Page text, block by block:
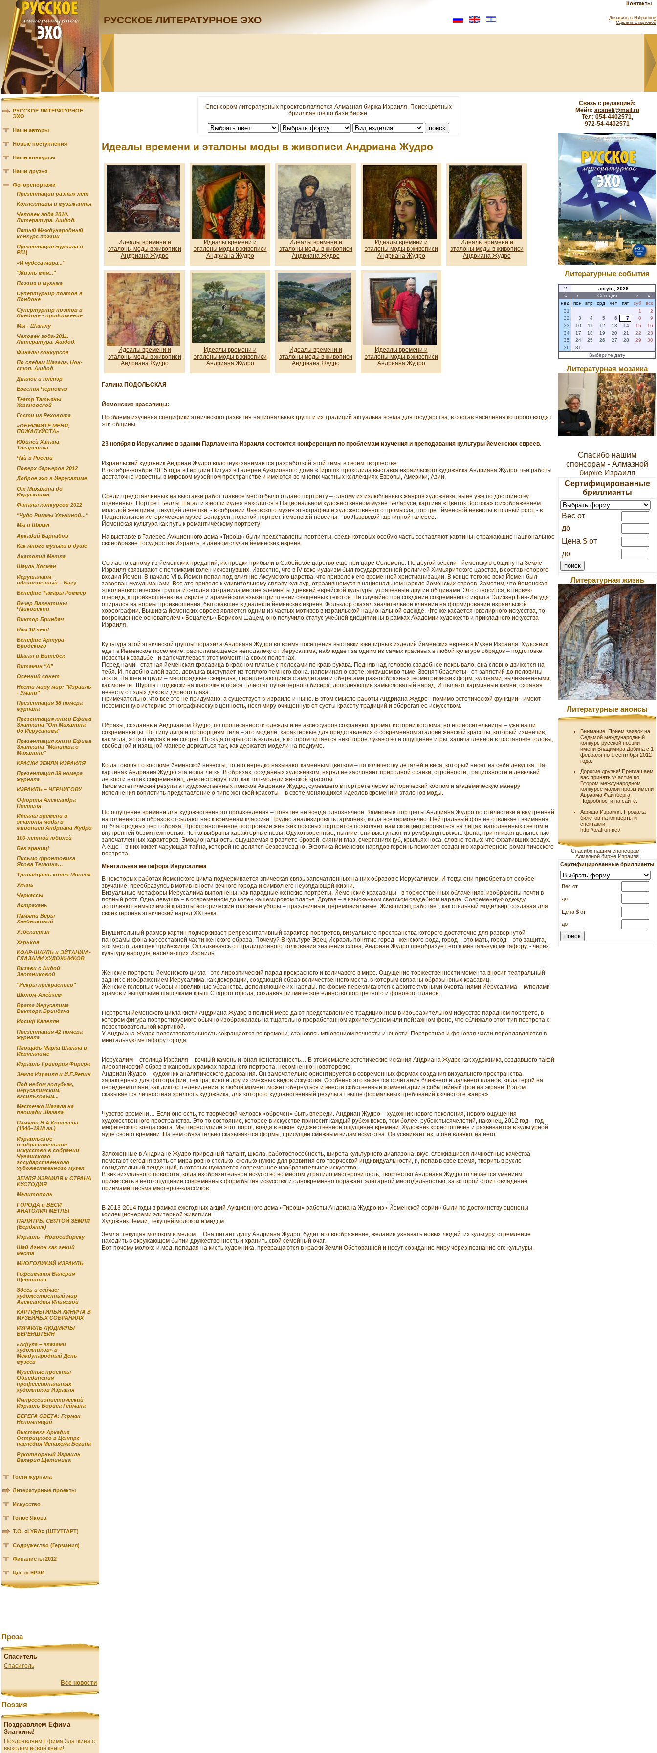
Контакты
РУССКОЕ ЛИТЕРАТУРНОЕ ЭХО
Добавить в Избранное
Сделать стартовой
РУССКОЕ ЛИТЕРАТУРНОЕ
ЭХО
Наши авторы
Новые поступления
Наши конкурсы
Наши друзья
Фоторепортажи
Презентации разных лет
Коллективы и музыканты
Человек года 2010.
Литература. Ашдод.
Пятый Международный
конкурс поэзии
Презентация журнала в
РКЦ
«И чудеса мира..."
"Жизнь моя..."
Поэзия и музыка
Супертурнир поэтов в
Лондоне
Супертурнир поэтов в
Лондоне - продолжение
Мы - Шагалу
Человек года-2011.
Литература. Ашдод.
Финалы конкурсов
По следам Шагала. Нон-
стоп. Ашдод
Диалог и пленэр
Евгения Черномаз
Театр Татьяны
Хазановской
Гости из Реховота
«ОБНИМИТЕ МЕНЯ,
ПОЖАЛУЙСТА»
Юбилей Ханана
Токаревича
Чай в России
Поверх барьеров 2012
Доброе эхо в Иерусалиме
От Михалина до
Иерусалима
Финалы конкурсов 2012
"Чудо Риммы Ульчиной..."
Мы и Шагал
Аркадий Барнабов
Как много музыки в душе
Анатолий Метла
Шауль Косман
Иерушалаим
вдохновенный – Баку
Бенефис Тамары Роммер
Вечер Валентины
Чайковской
Виктор Бриндач
Нам 10 лет!
Бенефис Артура
Бродского
Шагал и Витебск
Витамин "А"
Осенний сонет
Нести миру мир: "Израиль
- Умани"
Презентация 38 номера
журнала
Презентация книги Ефима
Златкина "От Михалина
до Иерусалима"
Презентация книги Ефима
Златкина "Молитва о
Михалине"
КРАСКИ ЗЕМЛИ ИЗРАИЛЯ
Презентация 39 номера
журнала
ИЗРАИЛЬ – ЧЕРНИГОВУ
Офорты Александра
Постеля
Идеалы времени и
эталоны моды в
живописи Андриана Жудро
100-летний юбилей
Без границ!
Письмо фронтовика
Якова Темкина…
Тринадцать колен Моисея
Умань
Черкассы
Астрахань
Памяти Веры
Хлебниковой
Узбекистан
Харьков
КФАР-ШАУЛЬ и ЭЙТАНИМ -
ГЛАЗАМИ ХУДОЖНИКОВ
Визави с Аидой
Злотниковой
"Искры прекрасного"
Шолом-Алейхем
Врата Иерусалима
Виктора Бриндача
Иосиф Капелян
Презентация 42 номера
журнала
Площадь Марка Шагала в
Иерусалиме
Израиль Григория Фирера
Земля Израиля и И.Е.Репин
Под небом голубым,
иерусалимским,
васильковым...
Местечко Шагала на
площади Шагала
Памяти Н.А.Кошелева
(1840–1918 гг.)
Израильское
изобразительное
искусство в собрании
Чувашского
государственного
художественного музея
ЗЕМЛЯ ИЗРАИЛЯ и СТРАНА
КУСТОДИЯ
Мелитополь
ГОРОДА и ВЕСИ
АНАТОЛИЯ МЕТЛЫ
ПАЛИТРЫ СВЯТОЙ ЗЕМЛИ
(Бердянск)
Израиль - Новосибирску
Шай Агнон как гений
места
МНОГОЛИКИЙ ИЗРАИЛЬ
Гефсимания Валерия
Щетинина
Здесь и сейчас:
художественный мир
Александры Ильяевой
КАРТИНЫ ИЛЬИ ХИНИЧА В
МУЗЕЙНЫХ СОБРАНИЯХ
ИЗРАИЛЬ ЛЮДМИЛЫ
БЕРЕНШТЕЙН
«Афула – глазами
художников» в
Международный День
музеев
Музейные проекты
Объединения
профессиональных
художников Израиля
Импрессионистический
Израиль Бориса Геймана
БЕРЕГА СВЕТА: Герман
Непомнящий
Выставка Аркадия
Острицкого в Центре
наследия Менахема Бегина
Рукотворный Израиль
Валерия Щетинина
Гости журнала
Литературные проекты
Искусство
Голос Якова
Т.О. «LYRA» (ШТУТГАРТ)
Содружество (Германия)
Финалисты 2012
Центр ЕРЗИ
Проза
Спаситель
Спаситель
Все новости
Поэзия
Поздравляем Ефима
Златкина!
Поздравляем Ефима Златкина с
выходом новой книги!
Спонсором литературных проектов является Алмазная биржа Израиля. Поиск цветных
бриллиантов по базе биржи.
Идеалы времени и эталоны моды в живописи Андриана Жудро
Идеалы времени и
эталоны моды в живописи
Андриана Жудро
Идеалы времени и
эталоны моды в живописи
Андриана Жудро
Идеалы времени и
эталоны моды в живописи
Андриана Жудро
Идеалы времени и
эталоны моды в живописи
Андриана Жудро
Идеалы времени и
эталоны моды в живописи
Андриана Жудро
Идеалы времени и
эталоны моды в живописи
Андриана Жудро
Идеалы времени и
эталоны моды в живописи
Андриана Жудро
Идеалы времени и
эталоны моды в живописи
Андриана Жудро
Идеалы времени и
эталоны моды в живописи
Андриана Жудро
Галина ПОДОЛЬСКАЯ
Йеменские красавицы:
Проблема изучения специфики этнического развития национальных групп и их традиций актуальна всегда для государства, в состав населения которого входят
эти общины.
23 ноября в Иерусалиме в здании Парламента Израиля состоится конференция по проблемам изучения и преподавания культуры йеменских евреев.
Израильский художник Андриан Жудро вплотную занимается разработкой этой темы в своем творчестве.
В октябре-ноябре 2015 года в Герцлии Питуах в Галерее Аукционного дома «Тирош» проходила выставка израильского художника Андриана Жудро, чьи работы
достаточно известны в мировом музейном пространстве и имеются во многих частных коллекциях Европы, Америки, Азии.
Среди представленных на выставке работ главное место было отдано портрету – одному из излюбленных жанров художника, ныне уже по достоинству
оцененных. Портрет Беллы Шагал и юноши иудея находится в Национальном художественном музее Беларуси, картина «Цветок Востока» с изображением
молодой женщины, пекущей лепешки, - в собрании Львовского музея этнографии и художественного промысла, портрет йменской невесты в полный рост, - в
Национальном историческом музее Беларуси, поясной портрет йеменской невесты – во Львовской картинной галерее.
Йеменская культура как путь к романтическому портрету
На выставке в Галерее Аукционного дома «Тирош» были представлены портреты, среди которых особую часть составляют картины, отражающие национальное
своеобразие Государства Израиль, в данном случае йеменских евреев.
Согласно одному из йеменских преданий, их предки прибыли в Сабейское царство еще при царе Соломоне. По другой версии - йеменскую общину на Земле
Израиля связывают с потомками колен исчезнувших. Известно, что в IV веке иудаизм был государственной религией Химьяритского царства, в состав которого
входил Йемен. В начале VI в. Йемен попал под влияние Аксумского царства, что привело к его временной христианизации. В конце того же века Йемен был
завоеван мусульманами. Все это привело к удивительному сплаву культур, отразившемуся в национальном наряде йеменских евреев. Заметим, что йеменская
этнолингвистическая группа и сегодня сохранила многие элементы древней еврейской культуры, утраченные другие общинами. Это относится, в первую
очередь, к произношению на иврите и арамейском языке при чтении священных текстов. Не случайно при создании современного иврита Элиэзер Бен-Иегуда
опирался на нормы произношения, бытовавшие в диалекте йеменских евреев. Фольклор оказал значительное влияние на формирование израильской
хореографии. Вышивка йеменских евреев является одним из частых мотивов в израильской национальной одежде. Что же касается ювелирного искусства, то
возрожденное основателем «Бецалель» Борисом Шацем, оно получило статус учебной дисциплины в рамках Академии художеств и прикладного искусства
Израиля.
Культура этой этнической группы поразила Андриана Жудро во время посещения выставки ювелирных изделий йеменских евреев в Музее Израиля. Художник
едет в Йеменское поселение, располагающееся неподалеку от Иерусалима, наблюдает за одним из самых красивых в любой культуре обрядов – подготовке
невесты к свадьбе - и запечатлевает этот момент на своих полотнах.
Перед нами - статная йеменская красавица в красном платье c полосами по краю рукава. Подняв над головою свадебное покрывало, она словно движется на
тебя. И, подобно алой заре, девушка выступает из теплого темного фона, напоминая о свете, живущем во тьме. Звенят браслеты - от запястий до половины
локтя. На шее и груди – многорядные ожерелья, переплетающиеся с амулетами и оберегами разнообразных геометрических форм, кулонами, вычеканенными,
как монеты. Шуршат подвески на шапочке и поясе. Блестят пучки черного бисера, дополняющие замысловатый наряд. И пылают карминные камни, охраняя
невесту от злых духов и дурного глаза…
Примечательно, что все это не придумано, а существует в Израиле и ныне. В этом смысле работы Андриана Жудро - помимо эстетической функции - имеют
несомненную историко-этнографическую ценность, неся миру очищенную от суеты красоту традиций и оберегая ее искусством.
Образы, созданные Андрианом Жудро, по прописанности одежды и ее аксессуаров сохраняют аромат истории костюма, но его носительницы – уже наши
современницы. По типу лица и пропорциям тела – это модели, характерные для представления о современном эталоне женской красоты, который изменчив,
как мода, хотя о вкусах и не спорят. Отсюда открытость взгляда, в котором читается некоторое лукавство и ощущение игры, запечатленное в постановке головы,
свободной и изящной манере держаться так, как держатся модели на подиуме.
Когда говорят о костюме йеменской невесты, то его нередко называют каменным цветком – по количеству деталей и веса, который несет на себе девушка. На
картинах Андриана Жудро эта ноша легка. В образах, созданных художником, наряд не заслоняет природной осанки, стройности, грациозности и девичьей
легкости наших современниц, демонстрируя тип, как топ-модели женской красоты.
Таков эстетический результат художественных поисков Андриана Жудро, сумевшего в портрете через исторический костюм и академическую манеру
исполнения воплотить представление о типе женской красоты – в свете меняющихся идеалов времени и эталонов моды.
Но ощущение времени для художественного произведения – понятие не всегда однозначное. Камерные портреты Андриана Жудро по стилистике и внутренней
наполненности образов отсылают нас к временам классики. Трудно анализировать гармонию, когда все гармонично. Нейтральный фон не отвлекает внимания
от благородных черт образа. Пространственное построение женских поясных портретов позволяет нам сконцентрироваться на лицах, наполненных светом и
внутренней безмятежностью. Четко выбраны характерные позы. Одухотворенные, пылкие, они выступают из рембрандтовского фона, притягивая цельностью
запечатленных характеров. Эмоциональность, ощущаемая в разлете бровей, сиянии глаз, очертаниях губ, крыльях носа, словно только что схвативших воздух.
А еще – в них живет чарующая тайна, которой не делятся безвозмездно. Экзотика йеменских нарядов героинь помогает созданию характерного романтического
портрета.
Ментальная метафора Иерусалима
В некоторых работах йеменского цикла подчеркивается эпическая связь запечатленных на них образов с Иерусалимом. И тогда они приобретают особое
звучание, преобразуясь в мотив юности вечного города и символ его неувядающей жизни.
Визуальные метафоры Иерусалима выполнены, как парадные женские портреты. Йеменские красавицы - в торжественных облачениях, изображены почти в
полный рост. Одна девушка – в современном до колен кашемировом платье. Другая – в изысканном светском свадебном наряде. Современную одежду
дополняют немыслимой красоты исторические головные уборы – праздничные, церемониальные. Живописец работает, как стильный модельер, создавая для
своих героинь этнический наряд ХХI века.
Внушительный размер картин подчеркивает репрезентативный характер портретов, визуального пространства которого достаточно для развернутой
панорамы фона как составной части женского образа. Почему? В культуре Эрец-Исраэль понятие город - женского рода, город – это мать, город – это защита,
это место, дающее прибежище. Отталкиваясь от традиционного толкования значения слова, Андриан Жудро преобразует его в ментальную метафору, - через
культуру народов, населяющих Израиль.
Женские портреты йеменского цикла - это лироэпический парад прекрасного и величавого в мире. Ощущение торжественности момента вносит театральный
задник с изображением Иерусалима, как декорации, создающей образ величественного места, в которым связаны образы юных красавиц.
Женские головные уборы и ювелирные убранства, дополняющие их наряды, по форме перекликаются с архитектурными очертаниями Иерусалима – куполами
храмов и выпуклыми шапочками крыш Старого города, создавая ритмическое единство портретного и фонового планов.
Портреты йеменского цикла кисти Андриана Жудро в полной мере дают представление о традиционном в изобразительном искусстве парадном портрете, в
котором фигура портретируемого обычно изображалась на тщательно проработанном архитектурном или пейзажном фоне, что сближало этот тип портрета с
повествовательной картиной.
У Андриана Жудро повествовательность сокращается во времени, становясь мгновением вечности и юности. Портретная и фоновая части переплавляются в
ментальную метафору города.
Иерусалим – столица Израиля – вечный камень и юная женственность… В этом смысле эстетические искания Андриана Жудро как художника, создавшего такой
лироэпический образ в жанровых рамках парадного портрета, несомненно, новаторские.
Андриан Жудро – художник аналитического дарования. Он замечательно ориентируется в современных формах создания визуального пространства,
характерных для фотографии, театра, кино и других смежных видов искусства. Особенно это касается сочетания ближнего и дальнего планов, когда герой на
переднем плане, как диктор телевидения, в любой момент может обернуться и внести собственные комментарии в событийный фон на экране. В этом
сказывается личностная зрелость художника, для которого художественный результат выше формальных требований к «чистоте жанра».
Чувство времени… Если оно есть, то творческий человек «обречен» быть впереди. Андриан Жудро – художник нового поколения, нового ощущения
художественного пространства. Это то состояние, которое в искусстве приносит каждый рубеж веков, тем более, рубеж тысячелетий, наконец, 2012 год – год
мифического конца света. Мы переступили этот порог, войдя в новое художественное ощущение времени. Художник хронотопичен и развивается в культурной
ауре своего времени. На нем обязательно сказываются формы, присущие смежным видам искусства. Он усваивает их, и они влияют на него.
Заложенные в Андриане Жудро природный талант, школа, работоспособность, широта культурного диапазона, вкус, сложившиеся личностные качества
помогают сегодня взять от мира ровно столько, сколько нужно для развития его творческой индивидуальности, и, попав в свое время, творить в русле
созидательный тенденций, в которых нуждается современное изобразительное искусство.
В век визуального поворота, когда изобразительное искусство во многом утратило мастеровитость, творчество Андриана Жудро отличается умением
привносить в него ощущение современных форм бытия искусства и одновременно поражает элитарной многодельностью, за которой стоит овладение
приемами письма мастеров-классиков.
В 2013-2014 годы в рамках ежегодных акций Аукционного дома «Тирош» работы Андриана Жудро из «Йеменской серии» были по достоинству оценены
коллекционерами элитарной живописи.
Художник Земли, текущей молоком и медом
Земля, текущая молоком и медом… Она питает душу Андриана Жудро, будит его воображение, желание узнавать новых людей, их культуру, стремление
находить в окружающем бытии дружественность и хранить свой семейный очаг.
Вот почему молоко и мед, попадая на кисть художника, превращаются в краски Земли Обетованной и несут созидание миру через познание его культуры.
Связь с редакцией:
Мейл: acaneli@mail.ru
Тел: 054-4402571,
972-54-4402571
Литературные события
?
август, 2026
«
‹ Сегодня ›
»
нед
пон втр срд чет пят суб
вск
31
1
2
32
3 4 5 6 7 8
9
33
10 11 12 13 14 15
16
34
17 18 19 20 21 22
23
35
24 25 26 27 28 29
30
36
31
Выберите дату
Литературная мозаика
Спасибо нашим
спонсорам - Алмазной
бирже Израиля
Сертифицированные
бриллианты
Вес от
до
Цена $ от
до
Литературная жизнь
Литературные анонсы
Внимание! Прием заявок на
Седьмой международный
конкурс русской поэзии
имени Владимира Добина с 1
февраля по 1 сентября 2012
года.
Дорогие друзья! Приглашаем
вас принять участие во
Втором международном
конкурсе малой прозы имени
Авраама Файнберга.
Подробности на сайте.
Афиша Израиля. Продажа
билетов на концерты и
спектакли
http://teatron.net/
Спасибо нашим спонсорам -
Алмазной бирже Израиля
Сертифицированные бриллианты
Вес от
до
Цена $ от
до